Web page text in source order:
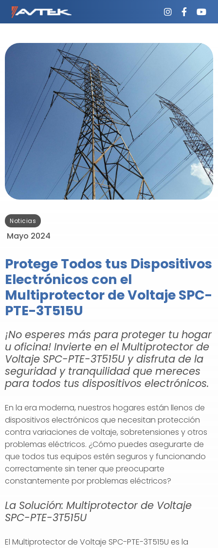
Noticias
Mayo 2024
Protege Todos tus Dispositivos
Electrónicos con el
Multiprotector de Voltaje SPC-
PTE-3T515U
¡No esperes más para proteger tu hogar
u oficina! Invierte en el Multiprotector de
Voltaje SPC-PTE-3T515U y disfruta de la
seguridad y tranquilidad que mereces
para todos tus dispositivos electrónicos.
En la era moderna, nuestros hogares están llenos de
dispositivos electrónicos que necesitan protección
contra variaciones de voltaje, sobretensiones y otros
problemas eléctricos. ¿Cómo puedes asegurarte de
que todos tus equipos estén seguros y funcionando
correctamente sin tener que preocuparte
constantemente por problemas eléctricos?
La Solución: Multiprotector de Voltaje
SPC-PTE-3T515U
El Multiprotector de Voltaje SPC-PTE-3T515U es la